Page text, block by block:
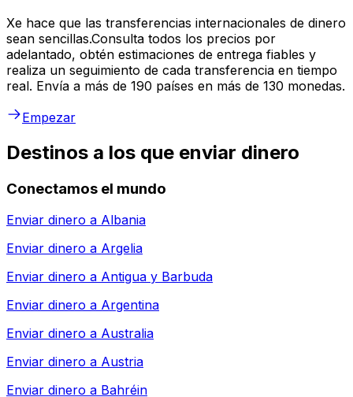
Xe hace que las transferencias internacionales de dinero
sean sencillas.Consulta todos los precios por
adelantado, obtén estimaciones de entrega fiables y
realiza un seguimiento de cada transferencia en tiempo
real. Envía a más de 190 países en más de 130 monedas.
Empezar
Destinos a los que enviar dinero
Conectamos el mundo
Enviar dinero a Albania
Enviar dinero a Argelia
Enviar dinero a Antigua y Barbuda
Enviar dinero a Argentina
Enviar dinero a Australia
Enviar dinero a Austria
Enviar dinero a Bahréin